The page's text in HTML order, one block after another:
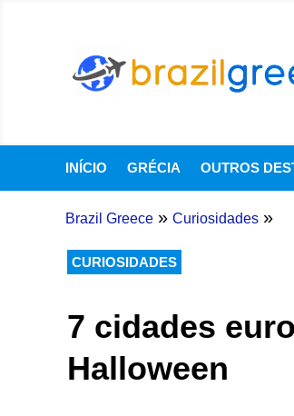
INÍCIO GRÉCIA OUTROS
Brazil Greece » Curiosidades »
CURIOSIDADES
7 cidades
Halloween